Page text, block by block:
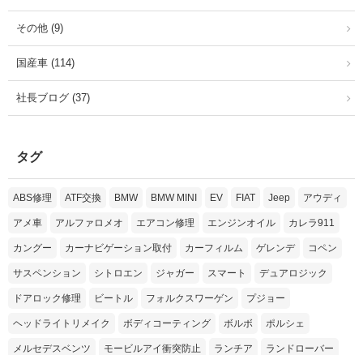
その他 (9)
国産車 (114)
社長ブログ (37)
タグ
ABS修理 ATF交換 BMW BMW MINI EV FIAT Jeep アウディ
アメ車 アルファロメオ エアコン修理 エンジンオイル カレラ911
カングー カーナビゲーション取付 カーフィルム ゲレンデ コペン
サスペンション シトロエン ジャガー スマート デュアロジック
ドアロック修理 ビートル フォルクスワーゲン プジョー
ヘッドライトリメイク ボディコーティング ボルボ ポルシェ
メルセデスベンツ モービルアイ衝突防止 ランチア ランドローバー